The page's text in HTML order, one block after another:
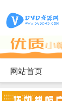
网站首页